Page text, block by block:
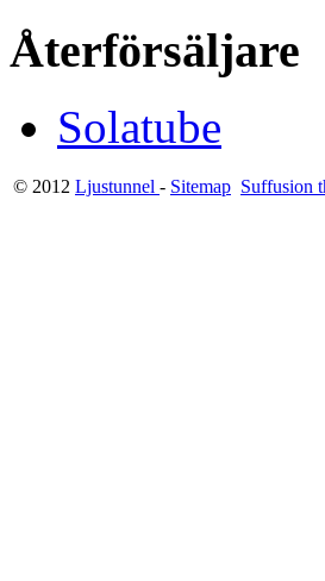
Återförsäljare
Solatube
© 2012 Ljustunnel - Sitemap Suffusion